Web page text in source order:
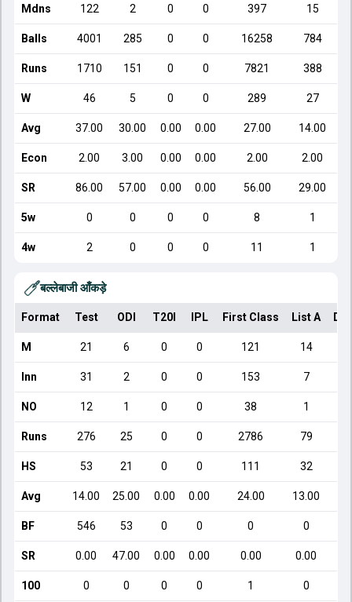
Mdns 122 2 0 0 397 15
Balls 4001 285 0 0 16258 784
Runs 1710 151 0 0 7821 388
W 46 5 0 0 289 27
Avg 37.00 30.00 0.00 0.00 27.00 14.00
Econ 2.00 3.00 0.00 0.00 2.00 2.00
SR 86.00 57.00 0.00 0.00 56.00 29.00
5w 0 0 0 0 8 1
4w 2 0 0 0 11 1
बल्लेबाजी आँकड़े
Format Test ODI T20I IPL First Class List A
M 21 6 0 0 121 14
Inn 31 2 0 0 153 7
NO 12 1 0 0 38 1
Runs 276 25 0 0 2786 79
HS 53 21 0 0 111 32
Avg 14.00 25.00 0.00 0.00 24.00 13.00
BF 546 53 0 0 0 0
SR 0.00 47.00 0.00 0.00 0.00 0.00
100 0 0 0 0 1 0